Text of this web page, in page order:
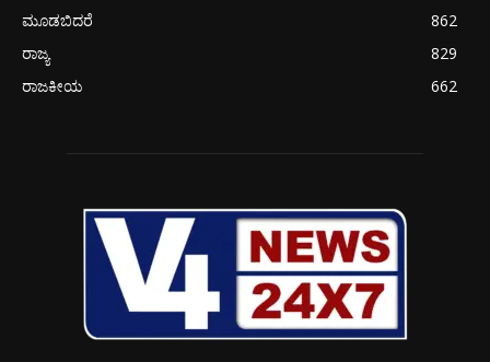
ಮೂಡಬಿದರೆ
862
ರಾಜ್ಯ
829
ರಾಜಕೀಯ
662